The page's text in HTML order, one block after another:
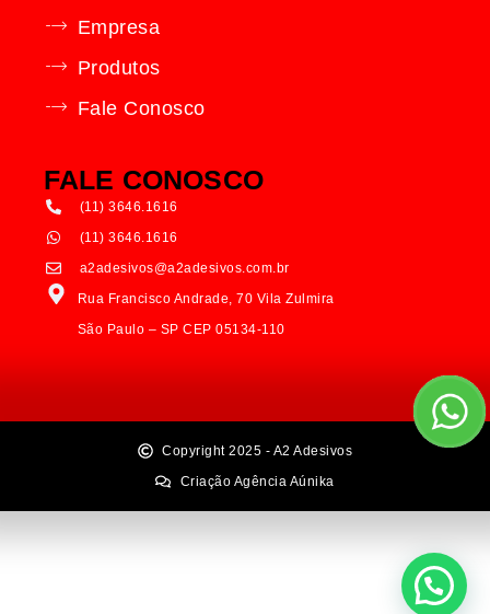
Empresa
Produtos
Fale Conosco
FALE CONOSCO
(11) 3646.1616
(11) 3646.1616
a2adesivos@a2adesivos.com.br
Rua Francisco Andrade, 70 Vila Zulmira
São Paulo – SP CEP 05134-110
Copyright 2025 - A2 Adesivos
Criação Agência Aúnika